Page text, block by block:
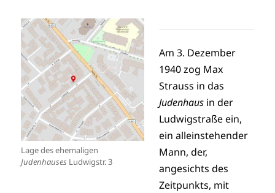
Lage des ehemaligen
Judenhauses Ludwigstr. 3
Am 3. Dezember
1940 zog Max
Strauss in das
Judenhaus in der
Ludwigstraße ein,
ein alleinstehender
Mann, der,
angesichts des
Zeitpunkts, mit